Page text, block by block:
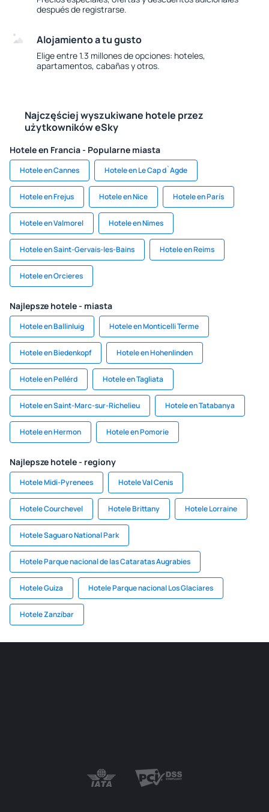
después de registrarse.
Alojamiento a tu gusto
Elige entre 1.3 millones de opciones: hoteles,
apartamentos, cabañas y otros.
Najczęściej wyszukiwane hotele przez
użytkowników eSky
Hotele en Francia - Popularne miasta
Hotele en Cannes Hotele en Le Cap d`Agde
Hotele en Frejus Hotele en Nice Hotele en París
Hotele en Valmorel Hotele en Nimes
Hotele en Saint-Gervais-les-Bains Hotele en Reims
Hotele en Orcieres
Najlepsze hotele - miasta
Hotele en Ballinluig Hotele en Monticelli Terme
Hotele en Biedenkopf Hotele en Hohenlinden
Hotele en Pellérd Hotele en Tagliata
Hotele en Saint-Marc-sur-Richelieu Hotele en Tatabanya
Hotele en Hermon Hotele en Pomorie
Najlepsze hotele - regiony
Hotele Midi-Pyrenees Hotele Val Cenis
Hotele Courchevel Hotele Brittany Hotele Lorraine
Hotele Saguaro National Park
Hotele Parque nacional de las Cataratas Augrabies
Hotele Guiza Hotele Parque nacional Los Glaciares
Hotele Zanzíbar